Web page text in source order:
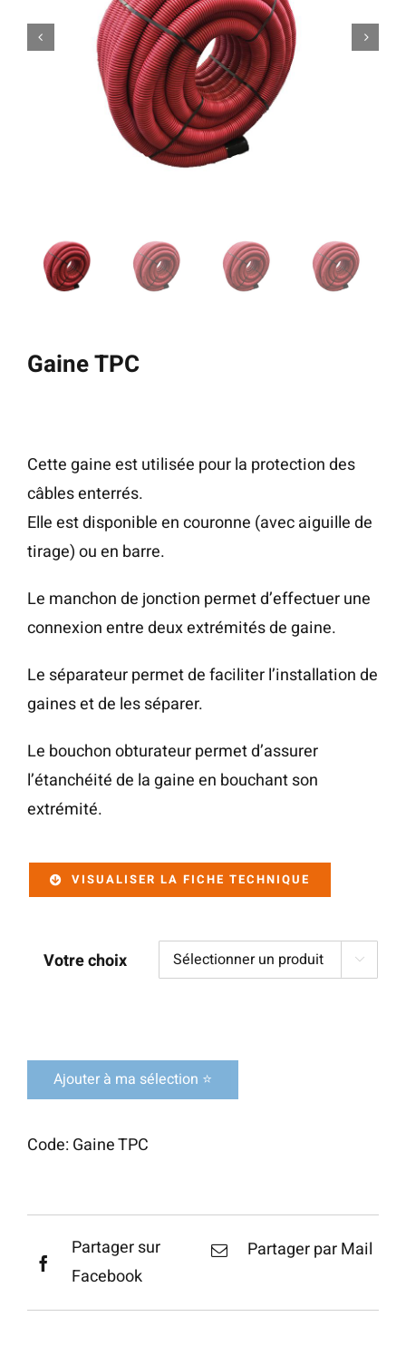
Gaine TPC
Cette gaine est utilisée pour la protection des
câbles enterrés.
Elle est disponible en couronne (avec aiguille de
tirage) ou en barre.
Le manchon de jonction permet d’effectuer une
connexion entre deux extrémités de gaine.
Le séparateur permet de faciliter l’installation de
gaines et de les séparer.
Le bouchon obturateur permet d’assurer
l’étanchéité de la gaine en bouchant son
extrémité.
VISUALISER LA FICHE TECHNIQUE
Votre choix 
Ajouter à ma sélection ⭐
Code:Gaine TPC
Partager sur
Facebook
Partager par Mail